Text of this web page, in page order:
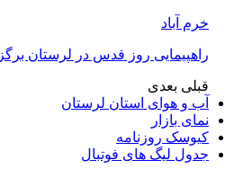
خرم آباد
راهپیمایی روز قدس در لرستان
قبلی بعدی
آب و هوای استان لرستان
نمای بازار
کیوسک روزنامه
جدول لیگ های فوتبال